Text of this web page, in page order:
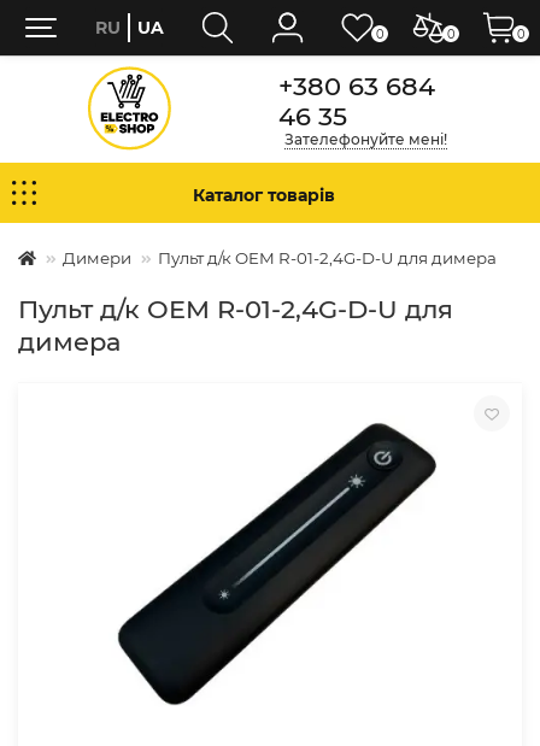
+380 63 684
46 35
Зателефонуйте мені!
Каталог товарів
Димери Пульт д/к OEM R-01-2,4G-D-U для димера
Пульт д/к OEM R-01-2,4G-D-U для
димера
0 0
RU UA 0